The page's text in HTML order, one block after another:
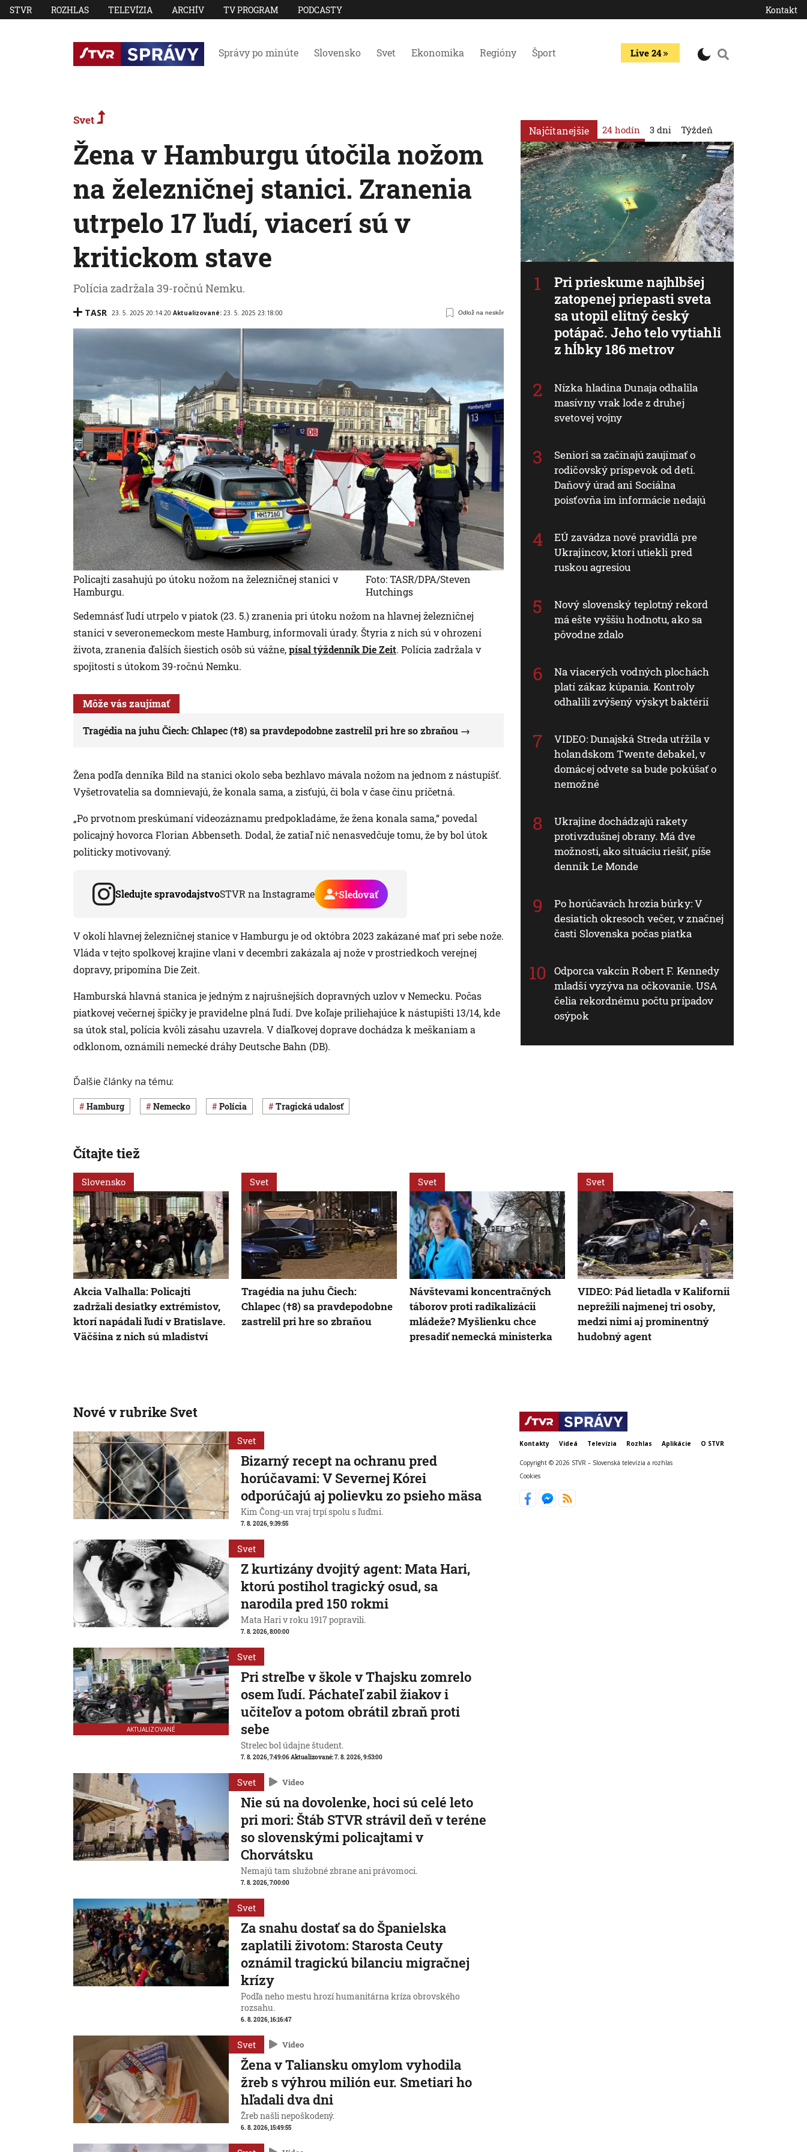
STVR ROZHLAS TELEVÍZIA ARCHÍV TV PROGRAM PODCASTY Kontakt
Správy po minúte Slovensko Svet Ekonomika Regióny Šport Live 24
Svet
Žena v Hamburgu útočila nožom
na železničnej stanici. Zranenia
utrpelo 17 ľudí, viacerí sú v
kritickom stave
Polícia zadržala 39-ročnú Nemku.
TASR 23. 5. 2025 20:14:20 Aktualizované: 23. 5. 2025 23:18:00 Odlož na neskôr
Policajti zasahujú po útoku nožom na železničnej stanici v
Hamburgu.
Foto: TASR/DPA/Steven
Hutchings
Sedemnásť ľudí utrpelo v piatok (23. 5.) zranenia pri útoku nožom na hlavnej železničnej
stanici v severonemeckom meste Hamburg, informovali úrady. Štyria z nich sú v ohrození
života, zranenia ďalších šiestich osôb sú vážne,písal týždenník Die Zeit. Polícia zadržala v
spojitosti s útokom 39-ročnú Nemku.
Môže vás zaujímať
Tragédia na juhu Čiech: Chlapec (†8) sa pravdepodobne zastrelil pri hre so zbraňou
Žena podľa denníka Bild na stanici okolo seba bezhlavo mávala nožom na jednom z nástupíšť.
Vyšetrovatelia sa domnievajú, že konala sama, a zisťujú, či bola v čase činu príčetná.
„Po prvotnom preskúmaní videozáznamu predpokladáme, že žena konala sama,“ povedal
policajný hovorca Florian Abbenseth. Dodal, že zatiaľ nič nenasvedčuje tomu, že by bol útok
politicky motivovaný.
Sledujte spravodajstvoSTVR na Instagrame Sledovať
V okolí hlavnej železničnej stanice v Hamburgu je od októbra 2023 zakázané mať pri sebe nože.
Vláda v tejto spolkovej krajine vlani v decembri zakázala aj nože v prostriedkoch verejnej
dopravy, pripomína Die Zeit.
Hamburská hlavná stanica je jedným z najrušnejších dopravných uzlov v Nemecku. Počas
piatkovej večernej špičky je pravidelne plná ľudí. Dve koľaje priliehajúce k nástupišti 13/14, kde
sa útok stal, polícia kvôli zásahu uzavrela. V diaľkovej doprave dochádza k meškaniam a
odklonom, oznámili nemecké dráhy Deutsche Bahn (DB).
Ďalšie články na tému:
Hamburg Nemecko polícia Tragická udalosť
Najčítanejšie 24 hodín
Pri prieskume najhlbšej
zatopenej priepasti sveta
sa utopil elitný český
potápač. Jeho telo vytiahli
z hĺbky 186 metrov
Nízka hladina Dunaja odhalila
masívny vrak lode z druhej
svetovej vojny
Seniori sa začínajú zaujímať o
rodičovský príspevok od detí.
Daňový úrad ani Sociálna
poisťovňa im informácie nedajú
EÚ zavádza nové pravidlá pre
Ukrajincov, ktorí utiekli pred
ruskou agresiou
Nový slovenský teplotný rekord
má ešte vyššiu hodnotu, ako sa
pôvodne zdalo
Na viacerých vodných plochách
platí zákaz kúpania. Kontroly
odhalili zvýšený výskyt baktérií
VIDEO: Dunajská Streda utŕžila v
holandskom Twente debakel, v
domácej odvete sa bude pokúšať o
nemožné
Ukrajine dochádzajú rakety
protivzdušnej obrany. Má dve
možnosti, ako situáciu riešiť, píše
denník Le Monde
Po horúčavách hrozia búrky: V
desiatich okresoch večer, v značnej
časti Slovenska počas piatka
Odporca vakcín Robert F. Kennedy
mladší vyzýva na očkovanie. USA
čelia rekordnému počtu prípadov
osýpok
3 dni Týždeň
Čítajte tiež
Slovensko
Akcia Valhalla: Policajti
zadržali desiatky extrémistov,
ktorí napádali ľudí v Bratislave.
Väčšina z nich sú mladiství
Svet
Tragédia na juhu Čiech:
Chlapec (†8) sa pravdepodobne
zastrelil pri hre so zbraňou
Svet
Návštevami koncentračných
táborov proti radikalizácii
mládeže? Myšlienku chce
presadiť nemecká ministerka
Svet
VIDEO: Pád lietadla v Kalifornii
neprežili najmenej tri osoby,
medzi nimi aj prominentný
hudobný agent
Nové v rubrike Svet
Svet
Bizarný recept na ochranu pred
horúčavami: V Severnej Kórei
odporúčajú aj polievku zo psieho mäsa
Kim Čong-un vraj trpí spolu s ľuďmi.
7. 8. 2026, 9:39:55
Svet
Z kurtizány dvojitý agent: Mata Hari,
ktorú postihol tragický osud, sa
narodila pred 150 rokmi
Mata Hari v roku 1917 popravili.
7. 8. 2026, 8:00:00
AKTUALIZOVANÉ
Svet
Pri streľbe v škole v Thajsku zomrelo
osem ľudí. Páchateľ zabil žiakov i
učiteľov a potom obrátil zbraň proti
sebe
Strelec bol údajne študent.
7. 8. 2026, 7:49:06Aktualizované:7. 8. 2026, 9:53:00
Svet Video
Nie sú na dovolenke, hoci sú celé leto
pri mori: Štáb STVR strávil deň v teréne
so slovenskými policajtami v
Chorvátsku
Nemajú tam služobné zbrane ani právomoci.
7. 8. 2026, 7:00:00
Svet
Za snahu dostať sa do Španielska
zaplatili životom: Starosta Ceuty
oznámil tragickú bilanciu migračnej
krízy
Podľa neho mestu hrozí humanitárna kríza obrovského
rozsahu.
6. 8. 2026, 16:16:47
Svet Video
Žena v Taliansku omylom vyhodila
žreb s výhrou milión eur. Smetiari ho
hľadali dva dni
Žreb našli nepoškodený.
6. 8. 2026, 15:49:55
Kontakty Videá Televízia Rozhlas Aplikácie O STVR
Copyright © 2026 STVR – Slovenská televízia a rozhlas
Cookies